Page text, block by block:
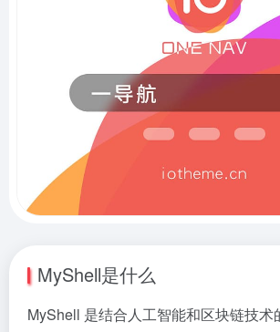
MyShell是什么
MyShell 是结合人工智能和区块链技术